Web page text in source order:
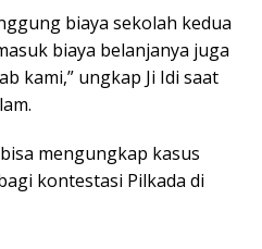
biaya sekolah kedua
biaya belanjanya juga
kami,” ungkap Ji Idi saat
mengungkap kasus
kontestasi Pilkada di